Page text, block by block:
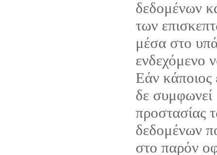
δεδομένων
των
μέσα στο
ενδεχόμενο
Εάν κάποιος
δε συμφωνεί
προστασίας
δεδομένων
στο παρόν